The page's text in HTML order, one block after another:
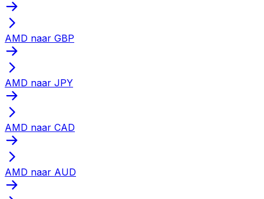
AMD naar GBP
AMD naar JPY
AMD naar CAD
AMD naar AUD